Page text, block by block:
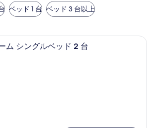
ベッド 1 台 ベッド 3 台以上
羽毛の掛け布団、ミニバー、セーフ
ム シングルベッド 2 台